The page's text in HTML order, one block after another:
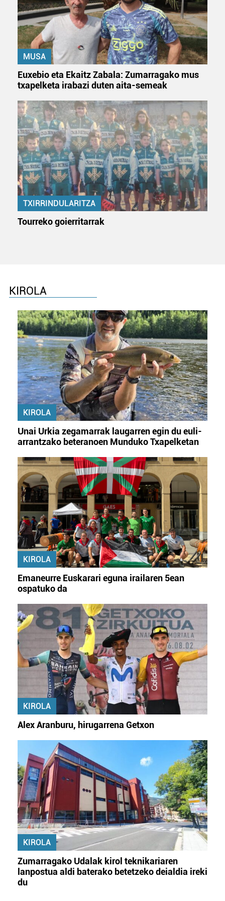
MUSA
Euxebio eta Ekaitz Zabala: Zumarragako mus
txapelketa irabazi duten aita-semeak
TXIRRINDULARITZA
Tourreko goierritarrak
KIROLA
KIROLA
Unai Urkia zegamarrak laugarren egin du euli-
arrantzako beteranoen Munduko Txapelketan
KIROLA
Emaneurre Euskarari eguna irailaren 5ean
ospatuko da
KIROLA
Alex Aranburu, hirugarrena Getxon
KIROLA
Zumarragako Udalak kirol teknikariaren
lanpostua aldi baterako betetzeko deialdia ireki
du